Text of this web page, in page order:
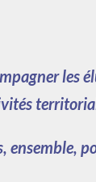
les
ensemble,